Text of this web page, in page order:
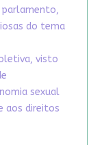
do tema
visto
sexual
aos direitos